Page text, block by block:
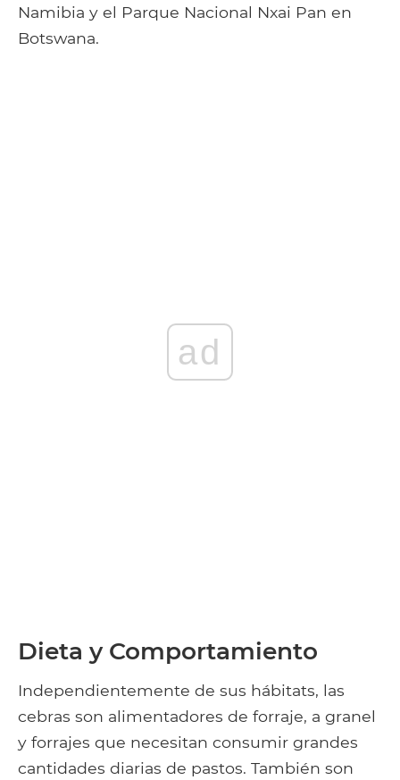
Namibia y el Parque Nacional Nxai Pan en
Botswana.
ad
Dieta y Comportamiento
Independientemente de sus hábitats, las
cebras son alimentadores de forraje, a granel
y forrajes que necesitan consumir grandes
cantidades diarias de pastos. También son